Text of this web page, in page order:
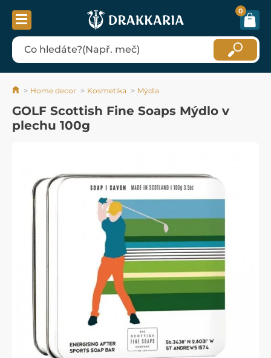
0
Home decor Kosmetika Mýdla
GOLF Scottish Fine Soaps Mýdlo v
plechu 100g